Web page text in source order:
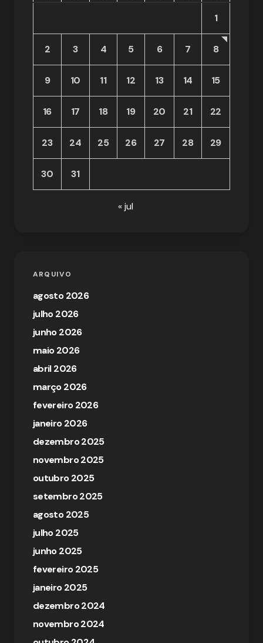
1
2 3 4 5 6 7 8
9 10 11 12 13 14 15
16 17 18 19 20 21 22
23 24 25 26 27 28 29
30 31
« jul
ARQUIVO
agosto 2026
julho 2026
junho 2026
maio 2026
abril 2026
março 2026
fevereiro 2026
janeiro 2026
dezembro 2025
novembro 2025
outubro 2025
setembro 2025
agosto 2025
julho 2025
junho 2025
fevereiro 2025
janeiro 2025
dezembro 2024
novembro 2024